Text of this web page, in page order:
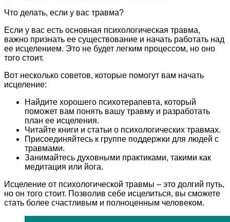
Что делать, если у вас травма?
Если у вас есть основная психологическая травма,
важно признать ее существование и начать работать над
ее исцелением. Это не будет легким процессом, но оно
того стоит.
Вот несколько советов, которые помогут вам начать
исцеление:
Найдите хорошего психотерапевта, который
поможет вам понять вашу травму и разработать
план ее исцеления.
Читайте книги и статьи о психологических травмах.
Присоединяйтесь к группе поддержки для людей с
травмами.
Занимайтесь духовными практиками, такими как
медитация или йога.
Исцеление от психологической травмы – это долгий путь,
но он того стоит. Позволив себе исцелиться, вы сможете
стать более счастливым и полноценным человеком.